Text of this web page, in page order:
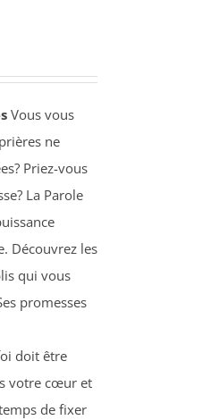
Vous vous
ne
Priez-vous
La Parole
Découvrez les
qui vous
promesses
doit être
votre cœur et
de fixer